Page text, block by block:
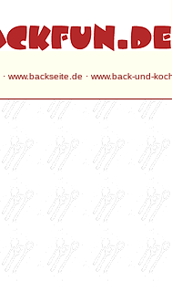
· www.backseite.de · www.back-und-